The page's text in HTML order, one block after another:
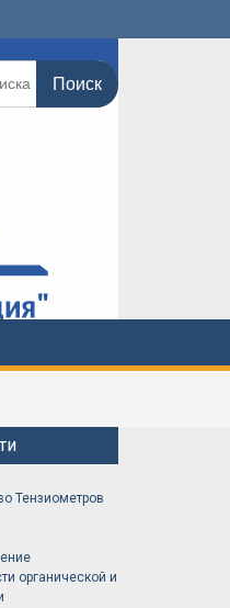
Тензиометров
органической и